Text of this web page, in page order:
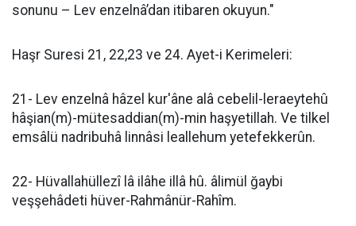
sonunu – Lev enzelnâ’dan itibaren okuyun."
Haşr Suresi 21, 22,23 ve 24. Ayet-i Kerimeleri:
21- Lev enzelnâ hâzel kur'âne alâ cebelil-leraeytehû
hâşian(m)-mütesaddian(m)-min haşyetillah. Ve tilkel
emsâlü nadribuhâ linnâsi leallehum yetefekkerûn.
22- Hüvallahüllezî lâ ilâhe illâ hû. âlimül ğaybi
veşşehâdeti hüver-Rahmânür-Rahîm.